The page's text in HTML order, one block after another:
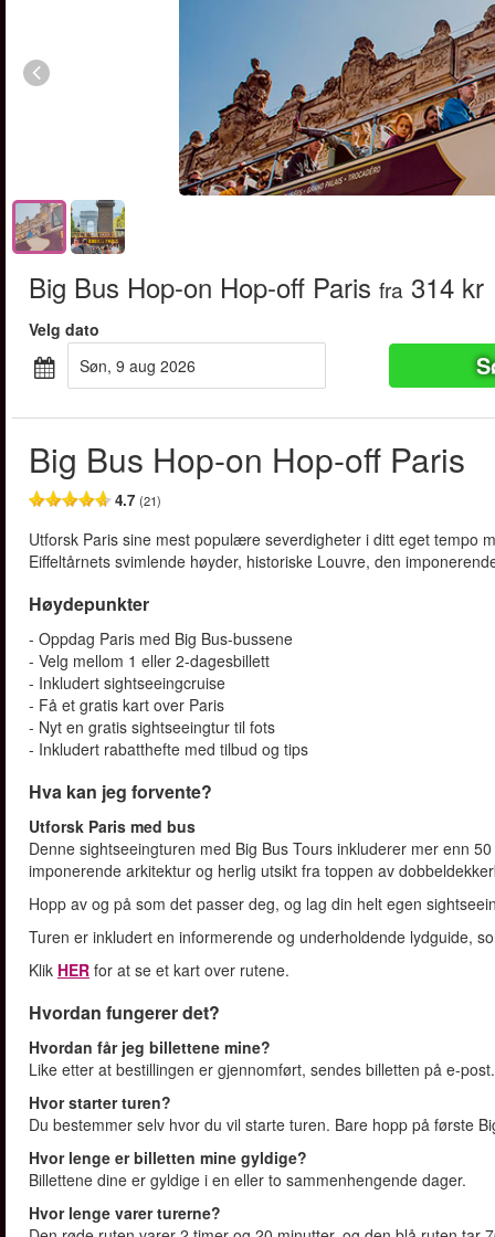
Big Bus Hop-on Hop-off Paris fra 314 kr
Velg dato
søn, 9 aug 2026
Big Bus Hop-on Hop-off Paris
4.7 (21)
Utforsk Paris sine mest populære severdigheter i ditt eget tempo
Eiffeltårnets svimlende høyder, historiske Louvre, den
Høydepunkter
- Oppdag Paris med Big Bus-bussene
- Velg mellom 1 eller 2-dagesbillett
- Inkludert sightseeingcruise
- Få et gratis kart over Paris
- Nyt en gratis sightseeingtur til fots
- Inkludert rabatthefte med tilbud og tips
Hva kan jeg forvente?
Utforsk Paris med bus
Denne sightseeingturen med Big Bus Tours inkluderer mer enn
imponerende arkitektur og herlig utsikt fra toppen av
Hopp av og på som det passer deg, og lag din helt egen
Turen er inkludert en informerende og underholdende lydguide,
Klik HER for at se et kart over rutene.
Hvordan fungerer det?
Hvordan får jeg billettene mine?
Like etter at bestillingen er gjennomført, sendes billetten på e-
Hvor starter turen?
Du bestemmer selv hvor du vil starte turen. Bare hopp på første
Hvor lenge er billetten mine gyldige?
Billettene dine er gyldige i en eller to sammenhengende dager.
Hvor lenge varer turerne?